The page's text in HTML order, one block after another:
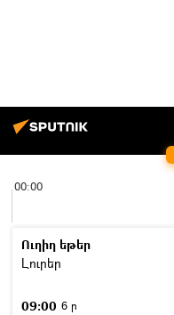
00:00
Ուղիղ եթեր
Լուրեր
09:00 6 ր